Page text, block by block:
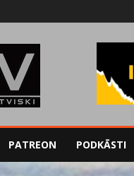
PATREON PODKĀSTI